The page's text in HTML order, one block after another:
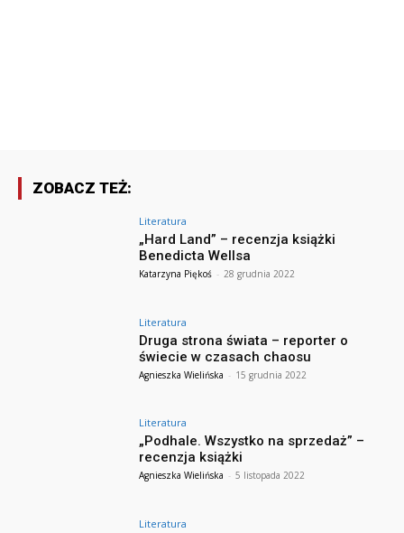
ZOBACZ TEŻ:
Literatura
„Hard Land” – recenzja książki
Benedicta Wellsa
Katarzyna Piękoś - 28 grudnia 2022
Literatura
Druga strona świata – reporter o
świecie w czasach chaosu
Agnieszka Wielińska - 15 grudnia 2022
Literatura
„Podhale. Wszystko na sprzedaż” –
recenzja książki
Agnieszka Wielińska - 5 listopada 2022
Literatura